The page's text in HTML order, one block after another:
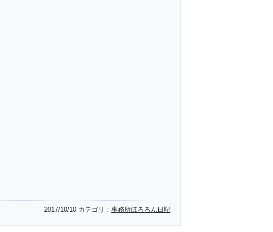
2017/10/10 カテゴリ： 事務所ほろろん日記